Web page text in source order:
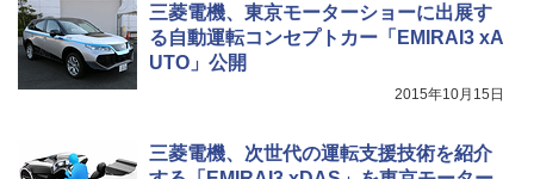
三菱電機、東京モーターショーに出展す
る自動運転コンセプトカー「EMIRAI3 xA
UTO」公開
2015年10月15日
三菱電機、次世代の運転支援技術を紹介